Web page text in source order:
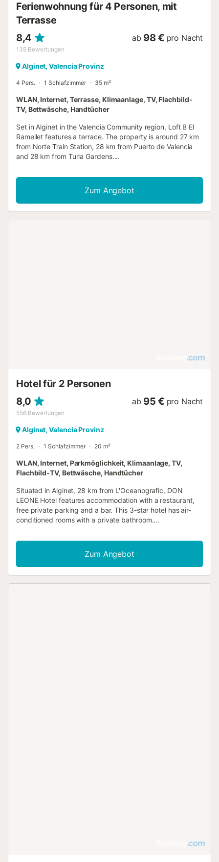
Ferienwohnung für 4 Personen, mit
Terrasse
8,4
135 Bewertungen
ab 98 € pro Nacht
Alginet, Valencia Provinz
4 Pers. 1 Schlafzimmer 35 m²
WLAN, Internet, Terrasse, Klimaanlage, TV, Flachbild-
TV, Bettwäsche, Handtücher
Set in Alginet in the Valencia Community region, Loft B El
Ramellet features a terrace. The property is around 27 km
from Norte Train Station, 28 km from Puerto de Valencia
and 28 km from Turia Gardens....
Zum Angebot
Hotel für 2 Personen
8,0
556 Bewertungen
ab 95 € pro Nacht
Alginet, Valencia Provinz
2 Pers. 1 Schlafzimmer 20 m²
WLAN, Internet, Parkmöglichkeit, Klimaanlage, TV,
Flachbild-TV, Bettwäsche, Handtücher
Situated in Alginet, 28 km from L'Oceanografic, DON
LEONE Hotel features accommodation with a restaurant,
free private parking and a bar. This 3-star hotel has air-
conditioned rooms with a private bathroom....
Zum Angebot